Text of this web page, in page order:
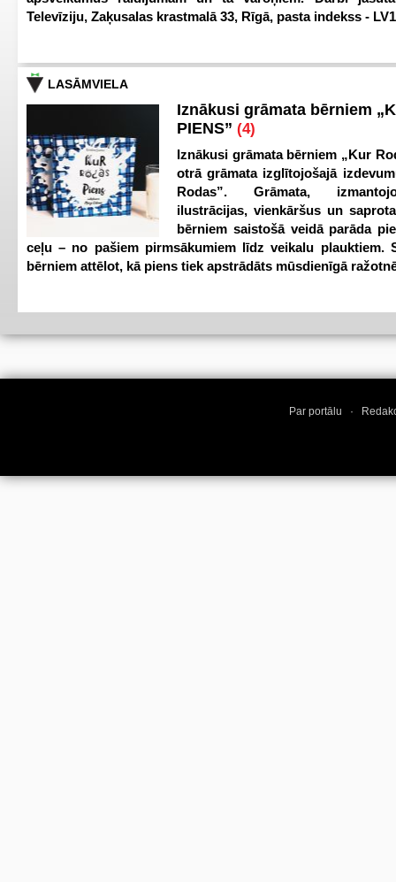
Televīziju, Zaķusalas krastmalā 33, Rīgā, pasta indekss -
LASĀMVIELA
Iznākusi grāmata bērniem
PIENS” (4)
Iznākusi grāmata bērniem „Kur
otrā grāmata izglītojošajā
Rodas”. Grāmata,
ilustrācijas, vienkāršus un
bērniem saistošā veidā parāda
ceļu – no pašiem pirmsākumiem līdz veikalu plauktiem.
bērniem attēlot, kā piens tiek apstrādāts mūsdienīgā
Par portālu ·